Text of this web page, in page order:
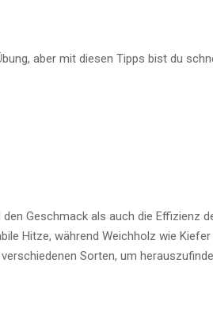
aber mit diesen Tipps bist du
Geschmack als auch die Effizienz
Hitze, während Weichholz wie
Sorten, um